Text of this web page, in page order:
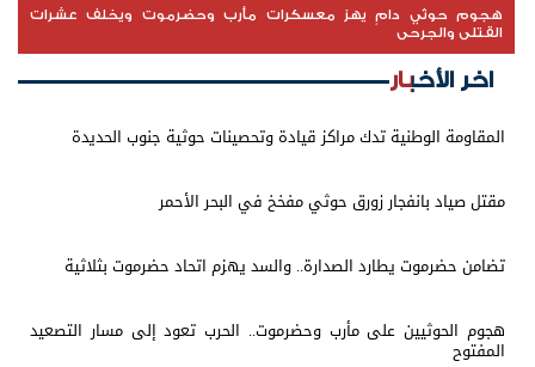
هجوم حوثي دامٍ يهز معسكرات مأرب وحضرموت ويخلف عشرات
القتلى والجرحى
اخر الأخبار
المقاومة الوطنية تدك مراكز قيادة وتحصينات حوثية جنوب الحديدة
مقتل صياد بانفجار زورق حوثي مفخخ في البحر الأحمر
تضامن حضرموت يطارد الصدارة.. والسد يهزم اتحاد حضرموت بثلاثية
هجوم الحوثيين على مأرب وحضرموت.. الحرب تعود إلى مسار التصعيد
المفتوح